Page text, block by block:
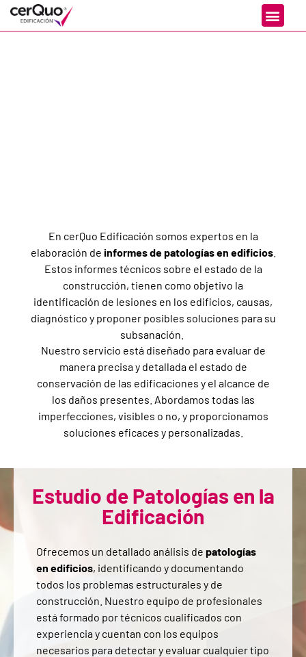
En cerQuo Edificación somos expertos en la
elaboración de informes de patologías en edificios.
Estos informes técnicos sobre el estado de la
construcción, tienen como objetivo la
identificación de lesiones en los edificios, causas,
diagnóstico y proponer posibles soluciones para su
subsanación.
Nuestro servicio está diseñado para evaluar de
manera precisa y detallada el estado de
conservación de las edificaciones y el alcance de
los daños presentes. Abordamos todas las
imperfecciones, visibles o no, y proporcionamos
soluciones eficaces y personalizadas.
Estudio de Patologías en la
Edificación
Ofrecemos un detallado análisis de patologías
en edificios, identificando y documentando
todos los problemas estructurales y de
construcción. Nuestro equipo de profesionales
está formado por técnicos cualificados con
experiencia y cuentan con los equipos
necesarios para detectar y evaluar cualquier tipo